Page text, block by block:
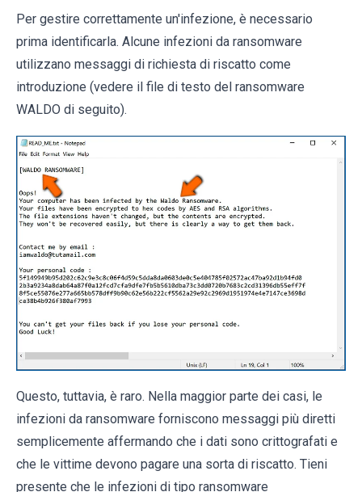
Per gestire correttamente un'infezione, è necessario
prima identificarla. Alcune infezioni da ransomware
utilizzano messaggi di richiesta di riscatto come
introduzione (vedere il file di testo del ransomware
WALDO di seguito).
Questo, tuttavia, è raro. Nella maggior parte dei casi, le
infezioni da ransomware forniscono messaggi più diretti
semplicemente affermando che i dati sono crittografati e
che le vittime devono pagare una sorta di riscatto. Tieni
presente che le infezioni di tipo ransomware